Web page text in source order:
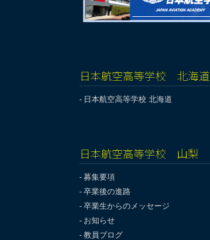
日本航空高等学校 北海道
日本航空高等学校 北海道
日本航空高等学校 山梨
募集要項
卒業後の進路
卒業生からのメッセージ
お知らせ
教員ブログ